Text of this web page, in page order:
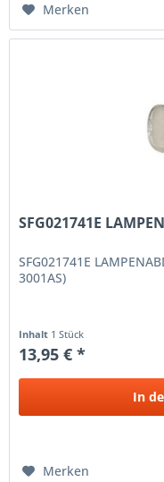
Merken
SFG021741E
SFG021741E
3001AS)
Inhalt 1 Stück
13,95 € *
In
Merken